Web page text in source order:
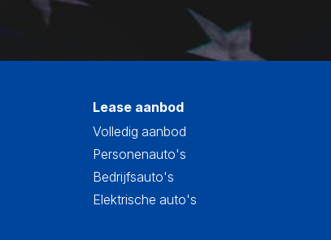
Lease aanbod
Volledig aanbod
Personenauto's
Bedrijfsauto's
Elektrische auto's